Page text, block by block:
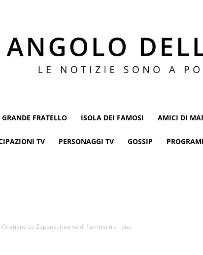
GRANDE FRATELLO ISOLA DEI FAMOSI AMICI DI
TV PERSONAGGI TV GOSSIP
Cristiano Lo Zupone, ritorno di fiamma tra i due